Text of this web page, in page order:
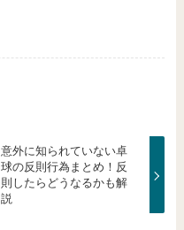
意外に知られていない卓
球の反則行為まとめ！反
則したらどうなるかも解
説